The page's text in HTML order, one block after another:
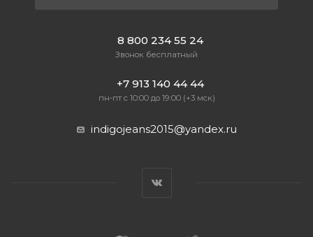
8 800 234 55 24
Звонок бесплатный
+7 913 140 44 44
пн-пт с 10:00 до 19:00 (+3 мск)
indigojeans2015@yandex.ru